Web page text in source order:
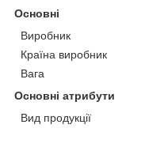
Основні
Виробник
Країна виробник
Вага
Основні атрибути
Вид продукції